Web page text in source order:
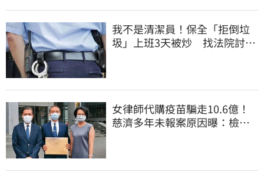
我不是清潔員！保全「拒倒垃
圾」上班3天被炒 找法院討公
女律師代購疫苗騙走10.6億！
慈濟多年未報案原因曝：檢警